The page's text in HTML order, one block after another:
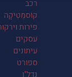
רכב
קוֹסמֵטִיקָה
פירות
עסקים
עיתונים
ספורט
נדל"ן